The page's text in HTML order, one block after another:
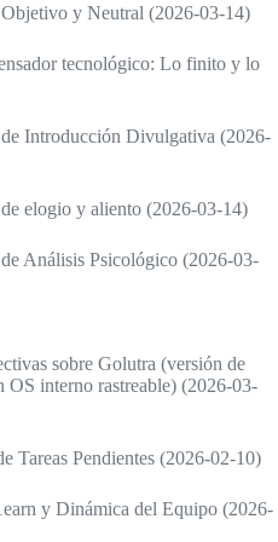
y Neutral (2026-03-14)
tecnológico: Lo finito y lo
Introducción Divulgativa (2026-
elogio y aliento (2026-03-14)
Análisis Psicológico (2026-03-
sobre Golutra (versión de
OS interno rastreable) (2026-03-
Tareas Pendientes (2026-02-10)
y Dinámica del Equipo (2026-